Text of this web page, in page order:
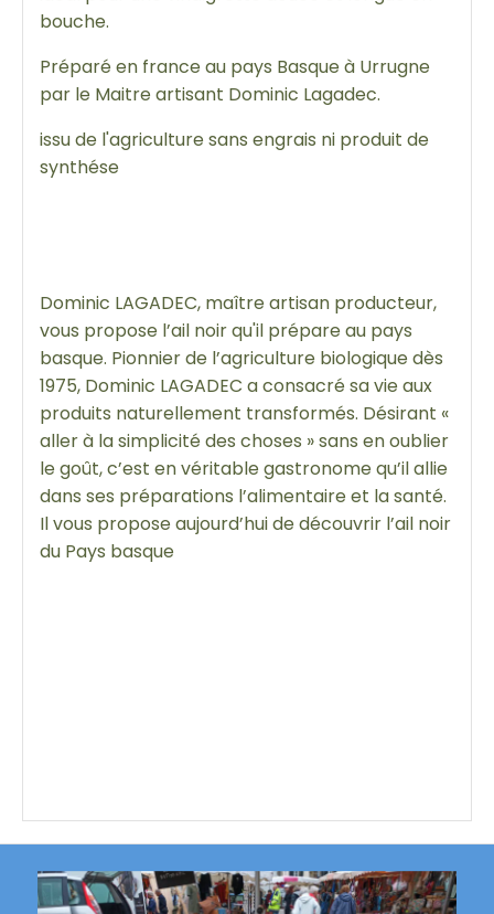
bouche.
Préparé en france au pays Basque à Urrugne
par le Maitre artisant Dominic Lagadec.
issu de l'agriculture sans engrais ni produit de
synthése
Dominic LAGADEC, maître artisan producteur,
vous propose l’ail noir qu'il prépare au pays
basque. Pionnier de l’agriculture biologique dès
1975, Dominic LAGADEC a consacré sa vie aux
produits naturellement transformés. Désirant «
aller à la simplicité des choses » sans en oublier
le goût, c’est en véritable gastronome qu’il allie
dans ses préparations l’alimentaire et la santé.
Il vous propose aujourd’hui de découvrir l’ail noir
du Pays basque